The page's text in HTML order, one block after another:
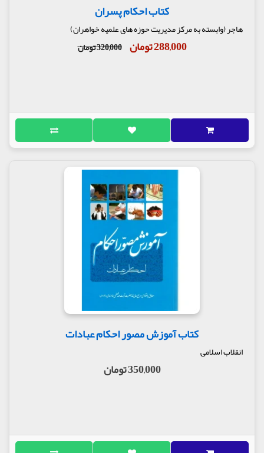
کتاب احکام پسران
هاجر (وابسته به مرکز مدیریت حوزه های علمیه خواهران)
288,000 تومان 320,000 تومان
کتاب آموزش مصور احکام عبادات
انقلاب اسلامی
350,000 تومان